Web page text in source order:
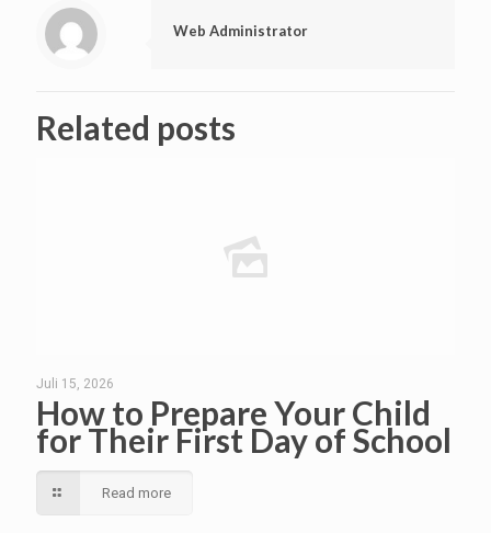
Web Administrator
Related posts
Juli 15, 2026
How to Prepare Your Child
for Their First Day of School
Read more